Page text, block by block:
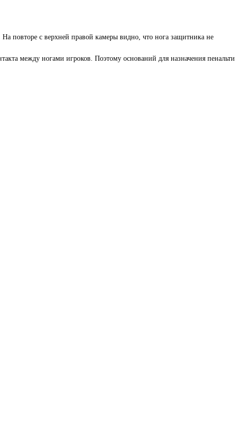
повторе с верхней правой камеры видно, что нога защитника не
между ногами игроков. Поэтому оснований для назначения пенальти